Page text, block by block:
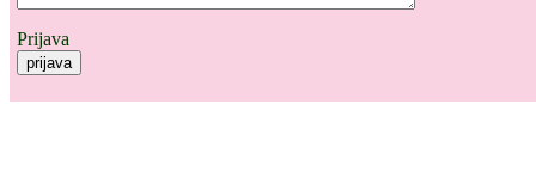
Prijava